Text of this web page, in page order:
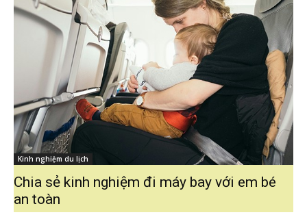
Kinh nghiệm du lịch
Chia sẻ kinh nghiệm đi máy bay với em bé
an toàn